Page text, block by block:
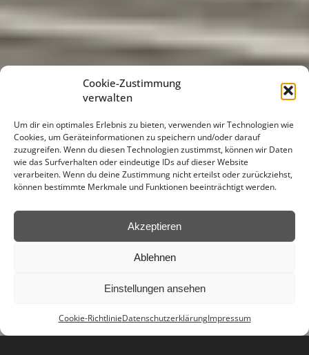
Cookie-Zustimmung
verwalten
Um dir ein optimales Erlebnis zu bieten, verwenden wir Technologien wie
Cookies, um Geräteinformationen zu speichern und/oder darauf
zuzugreifen. Wenn du diesen Technologien zustimmst, können wir Daten
wie das Surfverhalten oder eindeutige IDs auf dieser Website
verarbeiten. Wenn du deine Zustimmung nicht erteilst oder zurückziehst,
können bestimmte Merkmale und Funktionen beeinträchtigt werden.
Akzeptieren
Ablehnen
Einstellungen ansehen
Cookie-RichtlinieDatenschutzerklärungImpressum